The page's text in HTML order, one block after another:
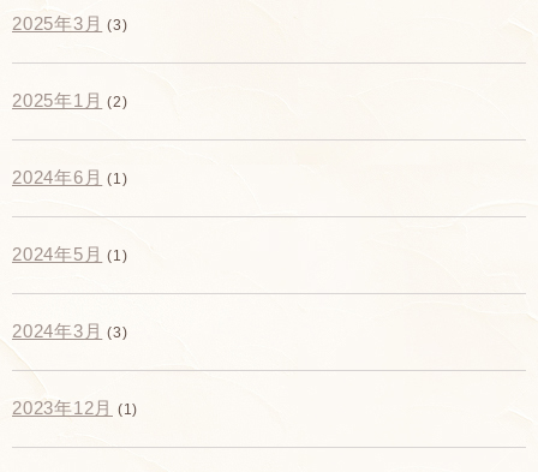
2025年3月 (3)
2025年1月 (2)
2024年6月 (1)
2024年5月 (1)
2024年3月 (3)
2023年12月 (1)